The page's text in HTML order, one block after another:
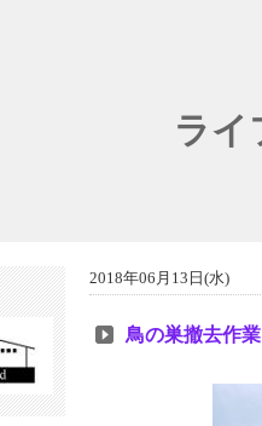
ライ
2018年06月13日(水)
鳥の巣撤去作業